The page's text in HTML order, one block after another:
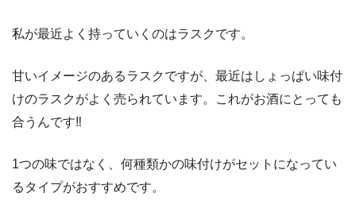
私が最近よく持っていくのはラスクです。
甘いイメージのあるラスクですが、最近はしょっぱい味付
けのラスクがよく売られています。これがお酒にとっても
合うんです‼
1つの味ではなく、何種類かの味付けがセットになってい
るタイプがおすすめです。